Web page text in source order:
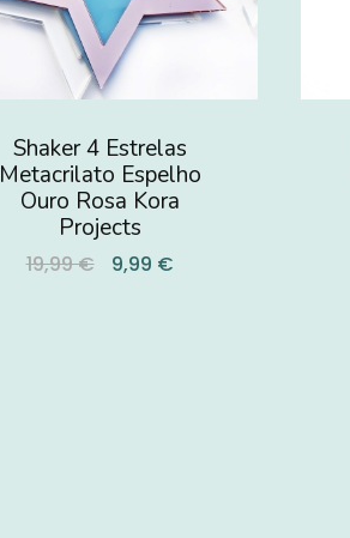
Shaker 4 Estrelas
Metacrilato Espelho
Ouro Rosa Kora
Projects
19,99 € 9,99 €